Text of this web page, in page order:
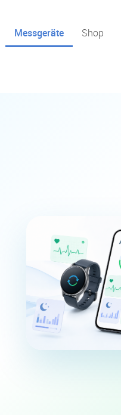
Messgeräte Shop